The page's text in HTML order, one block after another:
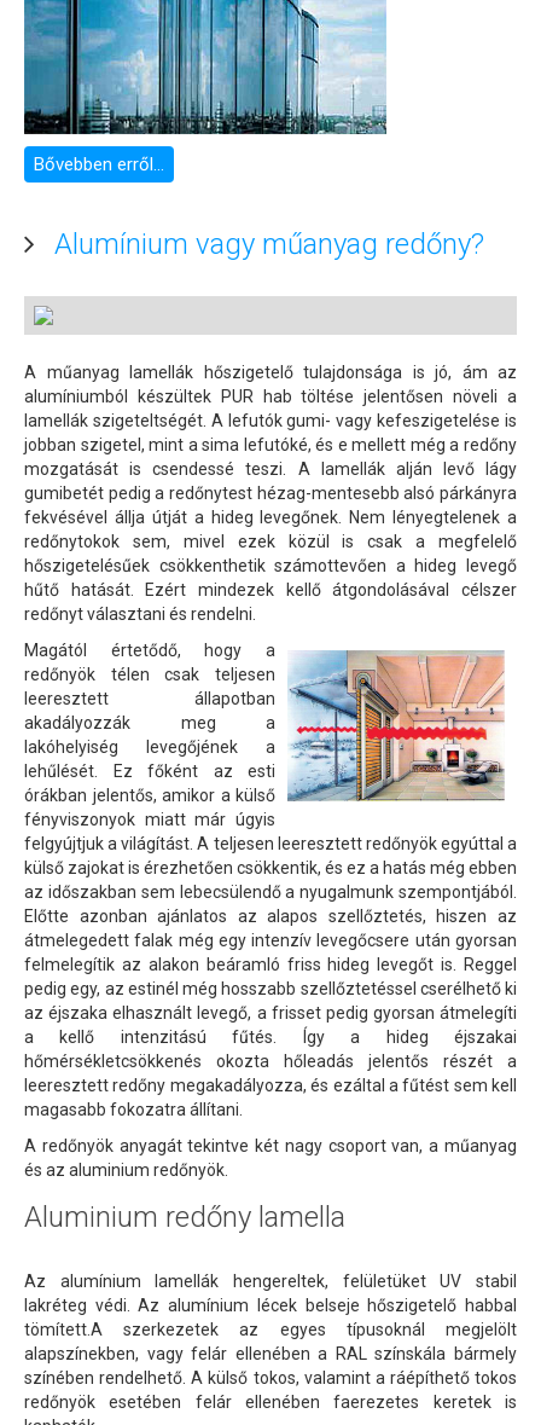
Bővebben erről...
Alumínium vagy műanyag redőny?
A műanyag lamellák hőszigetelő tulajdonsága is jó, ám az
alumíniumból készültek PUR hab töltése jelentősen növeli a
lamellák szigeteltségét. A lefutók gumi- vagy kefeszigetelése is
jobban szigetel, mint a sima lefutóké, és e mellett még a redőny
mozgatását is csendessé teszi. A lamellák alján levő lágy
gumibetét pedig a redőnytest hézag-mentesebb alsó párkányra
fekvésével állja útját a hideg levegőnek. Nem lényegtelenek a
redőnytokok sem, mivel ezek közül is csak a megfelelő
hőszigetelésűek csökkenthetik számottevően a hideg levegő
hűtő hatását. Ezért mindezek kellő átgondolásával célszer
redőnyt választani és rendelni.
Magától értetődő, hogy a
redőnyök télen csak teljesen
leeresztett állapotban
akadályozzák meg a
lakóhelyiség levegőjének a
lehűlését. Ez főként az esti
órákban jelentős, amikor a külső
fényviszonyok miatt már úgyis
felgyújtjuk a világítást. A teljesen leeresztett redőnyök egyúttal a
külső zajokat is érezhetően csökkentik, és ez a hatás még ebben
az időszakban sem lebecsülendő a nyugalmunk szempontjából.
Előtte azonban ajánlatos az alapos szellőztetés, hiszen az
átmelegedett falak még egy intenzív levegőcsere után gyorsan
felmelegítik az alakon beáramló friss hideg levegőt is. Reggel
pedig egy, az estinél még hosszabb szellőztetéssel cserélhető ki
az éjszaka elhasznált levegő, a frisset pedig gyorsan átmelegíti
a kellő intenzitású fűtés. Így a hideg éjszakai
hőmérsékletcsökkenés okozta hőleadás jelentős részét a
leeresztett redőny megakadályozza, és ezáltal a fűtést sem kell
magasabb fokozatra állítani.
A redőnyök anyagát tekintve két nagy csoport van, a műanyag
és az aluminium redőnyök.
Aluminium redőny lamella
Az alumínium lamellák hengereltek, felületüket UV stabil
lakréteg védi. Az alumínium lécek belseje hőszigetelő habbal
tömített.A szerkezetek az egyes típusoknál megjelölt
alapszínekben, vagy felár ellenében a RAL színskála bármely
színében rendelhető. A külső tokos, valamint a ráépíthető tokos
redőnyök esetében felár ellenében faerezetes keretek is